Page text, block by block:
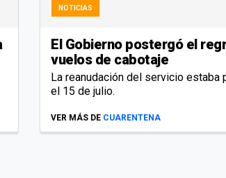
NOTICIAS
El Gobierno postergó el
vuelos de cabotaje
La reanudación del servicio estaba
el 15 de julio.
VER MÁS DE CUARENTENA